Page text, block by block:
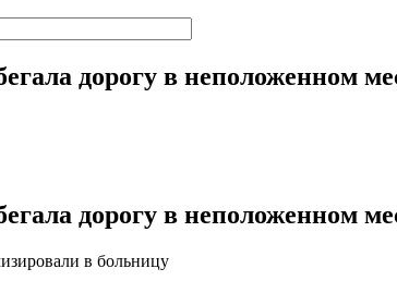
дорогу в неположенном
дорогу в неположенном
в больницу